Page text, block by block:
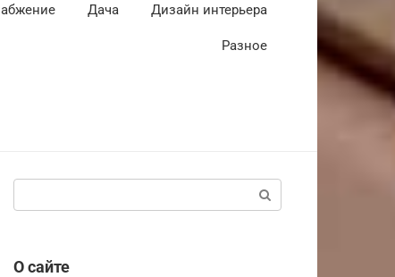
Дача Дизайн интерьера
Разное
О сайте